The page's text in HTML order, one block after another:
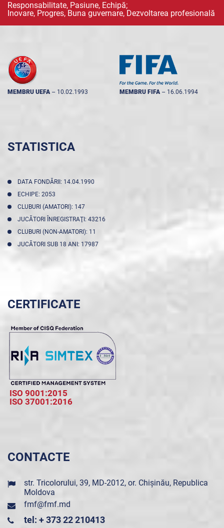
Responsabilitate, Pasiune, Echipă;
Inovare, Progres, Buna guvernare, Dezvoltarea profesională
MEMBRU UEFA -- 10.02.1993 MEMBRU FIFA -- 16.06.1994
STATISTICA
DATA FONDĂRII: 14.04.1990
ECHIPE: 2053
CLUBURI (AMATORI): 147
JUCĂTORI ÎNREGISTRAŢI: 43216
CLUBURI (NON-AMATORI): 11
JUCĂTORI SUB 18 ANI: 17987
CERTIFICATE
ISO 9001:2015
ISO 37001:2016
CONTACTE
str. Tricolorului, 39, MD-2012, or. Chișinău, Republica
Moldova
fmf@fmf.md
tel: + 373 22 210413